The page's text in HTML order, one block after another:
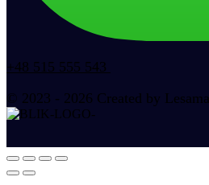
+48 515 555 543
© 2023 - 2026 Created by